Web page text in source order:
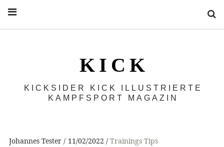
K I C K
KICKSIDER KICK ILLUSTRIERTE
KAMPFSPORT MAGAZIN
Johannes Tester 11/02/2022 Trainings Tips